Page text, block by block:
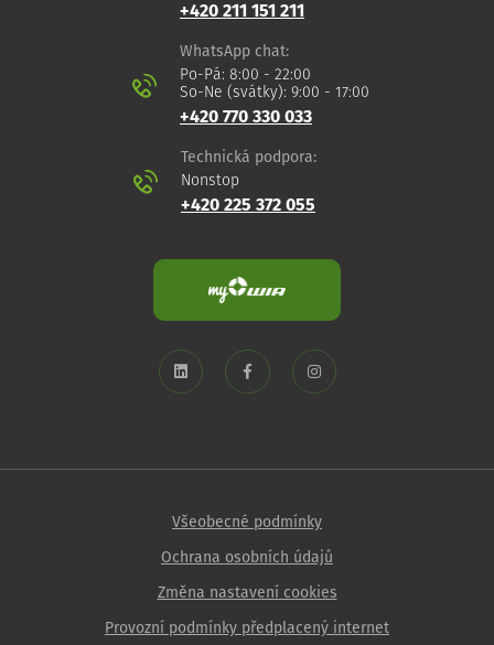
+420 211 151 211
WhatsApp chat:
Po-Pá: 8:00 - 22:00
So-Ne (svátky): 9:00 - 17:00
+420 770 330 033
Technická podpora:
Nonstop
+420 225 372 055
Všeobecné podmínky
Ochrana osobních údajů
Změna nastavení cookies
Provozní podmínky předplacený internet